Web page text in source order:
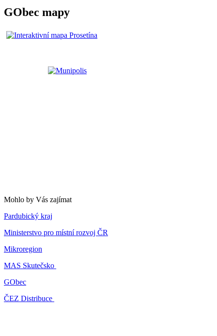
GObec mapy
Mohlo by Vás zajímat
Pardubický kraj
Ministerstvo pro místní rozvoj ČR
Mikroregion
MAS Skutečsko
GObec
ČEZ Distribuce